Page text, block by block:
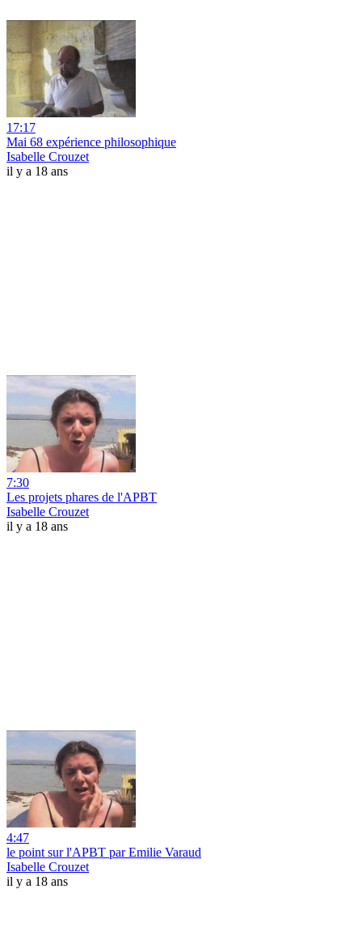
17:17
Mai 68 expérience philosophique
Isabelle Crouzet
il y a 18 ans
7:30
Les projets phares de l'APBT
Isabelle Crouzet
il y a 18 ans
4:47
le point sur l'APBT par Emilie Varaud
Isabelle Crouzet
il y a 18 ans